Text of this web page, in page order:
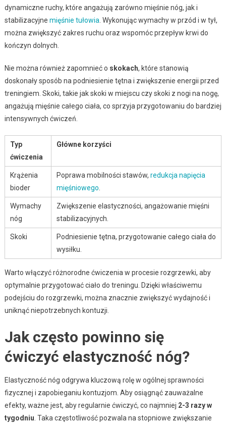
dynamiczne ruchy, które angażują zarówno mięśnie nóg, jak i
stabilizacyjne mięśnie tułowia. Wykonując wymachy w przód i w tył,
można zwiększyć zakres ruchu oraz wspomóc przepływ krwi do
kończyn dolnych.
Nie można również zapomnieć o skokach, które stanowią
doskonały sposób na podniesienie tętna i zwiększenie energii przed
treningiem. Skoki, takie jak skoki w miejscu czy skoki z nogi na nogę,
angażują mięśnie całego ciała, co sprzyja przygotowaniu do bardziej
intensywnych ćwiczeń.
Typ
ćwiczenia
Główne korzyści
Krążenia
bioder
Poprawa mobilności stawów, redukcja napięcia
mięśniowego.
Wymachy
nóg
Zwiększenie elastyczności, angażowanie mięśni
stabilizacyjnych.
Skoki
Podniesienie tętna, przygotowanie całego ciała do
wysiłku.
Warto włączyć różnorodne ćwiczenia w procesie rozgrzewki, aby
optymalnie przygotować ciało do treningu. Dzięki właściwemu
podejściu do rozgrzewki, można znacznie zwiększyć wydajność i
uniknąć niepotrzebnych kontuzji.
Jak często powinno się
ćwiczyć elastyczność nóg?
Elastyczność nóg odgrywa kluczową rolę w ogólnej sprawności
fizycznej i zapobieganiu kontuzjom. Aby osiągnąć zauważalne
efekty, ważne jest, aby regularnie ćwiczyć, co najmniej 2-3 razy w
tygodniu. Taka częstotliwość pozwala na stopniowe zwiększanie